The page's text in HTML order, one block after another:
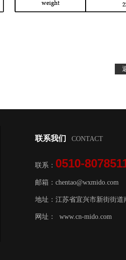
联系我们 CONTACT
联系： 0510-
邮箱：chentao@wxmido.com
地址：江苏省宜兴市新街街
网址： www.cn-mido.com